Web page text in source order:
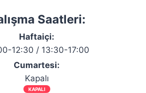
Saatleri:
Haftaiçi:
12:30 / 13:30-17:00
Cumartesi:
Kapalı
KAPALI